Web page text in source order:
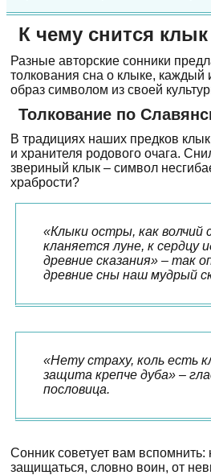
К чему снится клык
Разные авторские сонники
толкования сна о клыке, каждый
образ символом из своей
Толкование по
В традициях наших предков
и хранителя родового очага.
звериный клык – символ
храбрости?
«Клыки остры, как волчий
кланяется луне, к сердцу
древние сказания» – так
древние сны наш мудрый
«Нету страху, коль есть
защита крепче дуба» –
пословица.
Сонник советует вам вспомнить:
защищаться, словно воин, от